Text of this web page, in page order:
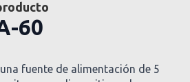
60
fuente de alimentación de 5